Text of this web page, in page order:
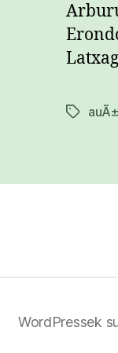
Etiketak
WordPressek